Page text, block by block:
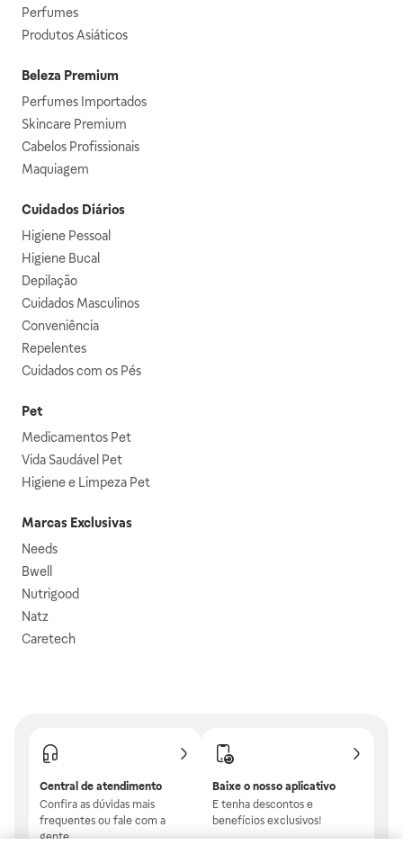
Perfumes
Produtos Asiáticos
Beleza Premium
Perfumes Importados
Skincare Premium
Cabelos Profissionais
Maquiagem
Cuidados Diários
Higiene Pessoal
Higiene Bucal
Depilação
Cuidados Masculinos
Conveniência
Repelentes
Cuidados com os Pés
Pet
Medicamentos Pet
Vida Saudável Pet
Higiene e Limpeza Pet
Marcas Exclusivas
Needs
Bwell
Nutrigood
Natz
Caretech
Central de atendimento
Confira as dúvidas mais
frequentes ou fale com a
gente.
Baixe o nosso aplicativo
E tenha descontos e
benefícios exclusivos!